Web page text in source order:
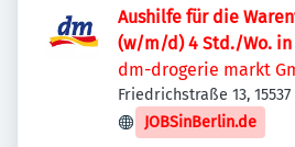
Aushilfe für die
(w/m/d) 4 Std./Wo. in
dm-drogerie markt
Friedrichstraße 13,
JOBSinBerlin.de